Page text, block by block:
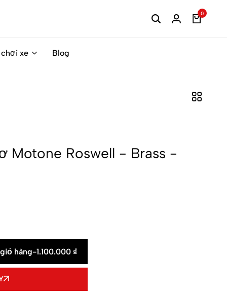
0
xe Blog
Motone Roswell - Brass -
hàng-1.100.000 ₫